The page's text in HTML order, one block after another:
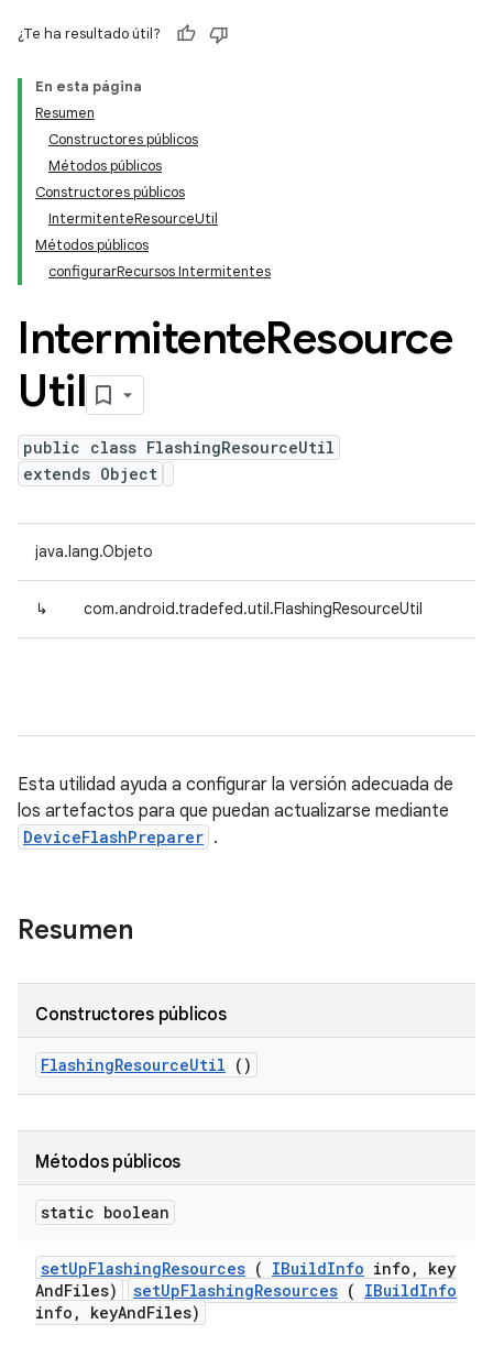
¿Te ha resultado útil?
En esta página
Resumen
Constructores públicos
Métodos públicos
Constructores públicos
IntermitenteResourceUtil
Métodos públicos
configurarRecursos Intermitentes
IntermitenteResource
Util
public class FlashingResourceUtil
extends Object
java.lang.Objeto
↳ com.android.tradefed.util.FlashingResourceUtil
Esta utilidad ayuda a configurar la versión adecuada de
los artefactos para que puedan actualizarse mediante
DeviceFlashPreparer .
Resumen
Constructores públicos
FlashingResourceUtil ()
Métodos públicos
static boolean
setUpFlashingResources ( IBuildInfo info ,
key
AndFiles) setUpFlashingResources ( IBuildInfo
info, keyAndFiles)